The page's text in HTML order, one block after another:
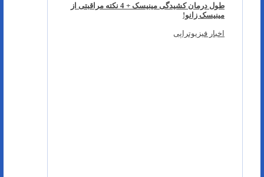
طول درمان کشیدگی مینیسک + 4 نکته مراقبتی از
مینیسک زانو!
اخبار فیزیوتراپی